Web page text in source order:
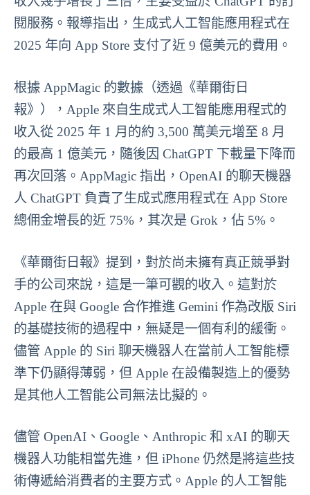
閱服務。報導指出，生成式人工智能應用程式在
2025 年向 App Store 支付了近 9 億美元的費用。
根據 AppMagic 的數據（透過《華爾街日
報》），Apple 來自生成式人工智能應用程式的
收入從 2025 年 1 月的約 3,500 萬美元增至 8 月
的最高 1 億美元，隨後因 ChatGPT 下載量下降而
再次回落。AppMagic 指出，OpenAI 的聊天機器
人 ChatGPT 負責了生成式應用程式在 App Store
總佣金增長的近 75%，其次是 Grok，佔 5%。
《華爾街日報》提到，對於尚未擁有真正競爭對
手的公司來說，這是一筆可觀的收入。這對於
Apple 在與 Google 合作推進 Gemini 作為改版 Siri
的基礎技術的過程中，無疑是一個有利的緩衝。
儘管 Apple 的 Siri 聊天機器人在當前人工智能標
準下仍顯得薄弱，但 Apple 在設備製造上的優勢
是其他人工智能公司無法比擬的。
儘管 OpenAI、Google、Anthropic 和 xAI 的聊天
機器人功能相當先進，但 iPhone 仍然是將這些技
術傳遞給消費者的主要方式。Apple 的人工智能